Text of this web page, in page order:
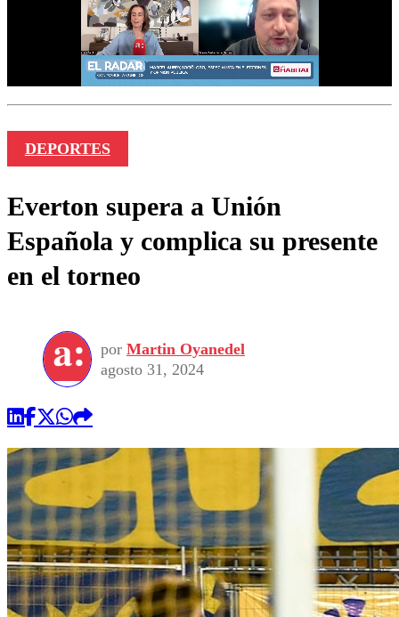
DEPORTES
Everton supera a Unión
Española y complica su presente
en el torneo
por Martin Oyanedel
agosto 31, 2024